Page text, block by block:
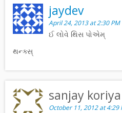
jaydev
April 24, 2013 at 2:30 PM
ઈ લોવે થિસ પોએમ્
થન્ક્સ્
sanjay koriya
October 11, 2012 at 4:29